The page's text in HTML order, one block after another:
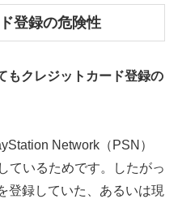
登録の危険性
もクレジットカード登録の
Network（PSN）
ているためです。したがっ
登録していた、あるいは現